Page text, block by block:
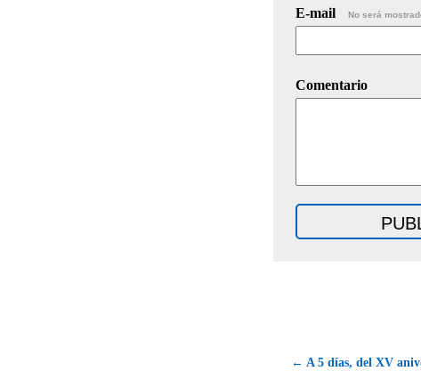
E-mail No será
Comentario
← A 5 días, del XV